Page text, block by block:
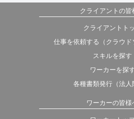
クライアントの皆
クライアントト
仕事を依頼する（クラウド
スキルを探す
ワーカーを探
各種書類発行（法人
ワーカーの皆様